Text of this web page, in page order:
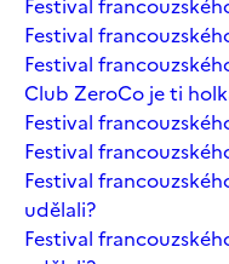
Festival
Festival
Club ZeroCo je ti
Festival
Festival
Festival
udělali?
Festival